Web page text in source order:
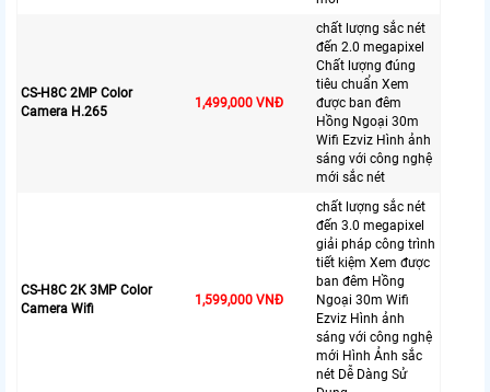
CS-H8C 2MP Color
Camera H.265
1,499,000 VNĐ
chất lượng sắc nét
đến 2.0 megapixel
Chất lượng đúng
tiêu chuẩn Xem
được ban đêm
Hồng Ngoại 30m
Wifi Ezviz Hình ảnh
sáng với công nghệ
mới sắc nét
CS-H8C 2K 3MP Color
Camera Wifi
1,599,000 VNĐ
chất lượng sắc nét
đến 3.0 megapixel
giải pháp công trình
tiết kiệm Xem được
ban đêm Hồng
Ngoại 30m Wifi
Ezviz Hình ảnh
sáng với công nghệ
mới Hình Ảnh sắc
nét Dễ Dàng Sử